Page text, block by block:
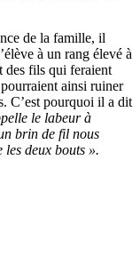
de la famille, il
à un rang élevé à
des fils qui feraient
ainsi ruiner
C’est pourquoi il a dit
le labeur à
brin de fil nous
deux bouts ».